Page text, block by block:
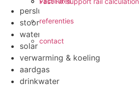
referenties
contact
perslucht
stoom
waterleidingsprinkler
solar
verwarming & koeling
aardgas
drinkwater